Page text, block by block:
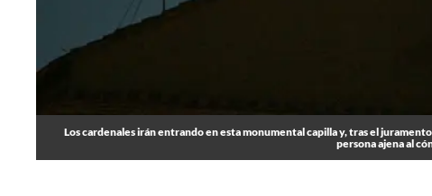
Los cardenales irán entrando en esta monumental capilla y, tras el
persona ajena al